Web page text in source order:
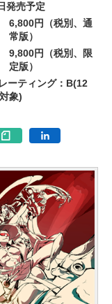
発売予定
6,800円（税別、通
常版）
9,800円（税別、限
定版）
ーティング：B(12
象)